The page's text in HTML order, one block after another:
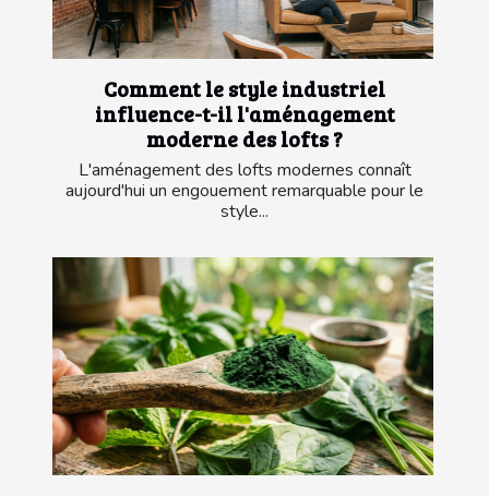
Comment le style industriel
influence-t-il l'aménagement
moderne des lofts ?
L'aménagement des lofts modernes connaît
aujourd'hui un engouement remarquable pour le
style...